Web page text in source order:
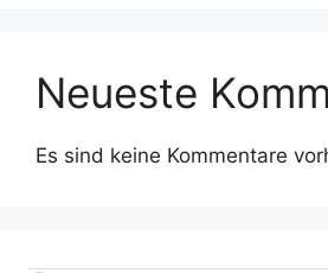
Neueste
Es sind keine Kommentare